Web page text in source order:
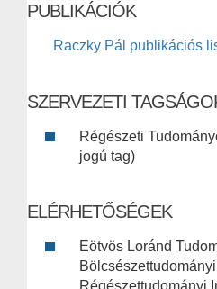
PUBLIKÁCIÓK
Raczky Pál publikációs
SZERVEZETI
Régészeti
jogú tag)
ELÉRHETŐSÉGEK
Eötvös Loránd